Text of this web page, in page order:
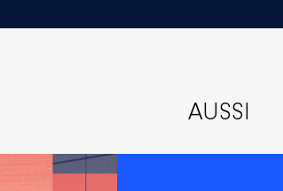
AUSSI